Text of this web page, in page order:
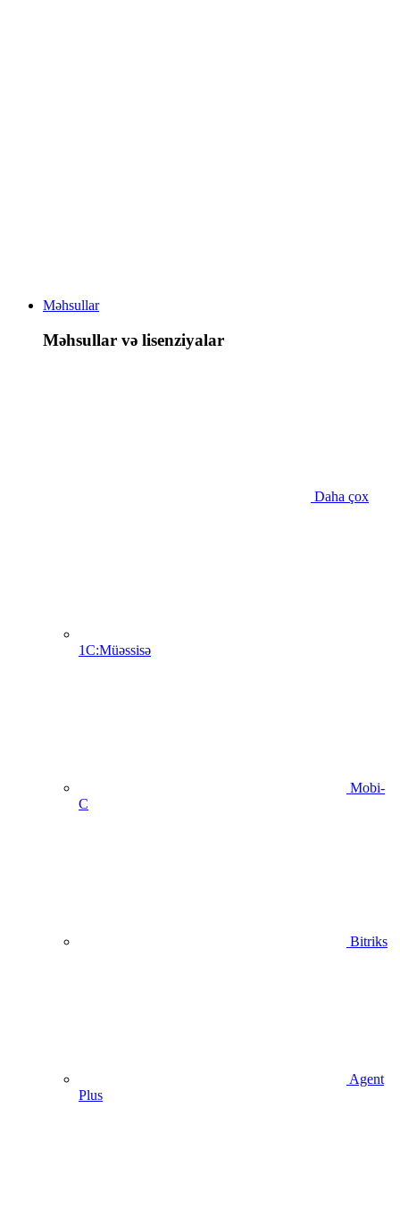
Məhsullar
Məhsullar və lisenziyalar
Daha çox
1C:Müəssisə
Mobi-
C
Bitriks
Agent
Plus